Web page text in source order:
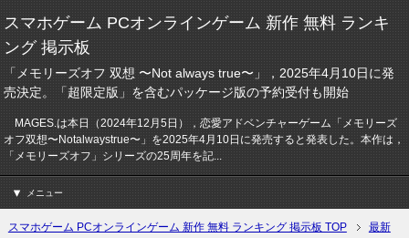
スマホゲーム PCオンラインゲーム 新作 無料 ランキ
ング 掲示板
「メモリーズオフ 双想 〜Not always true〜」，2025年4月10日に発
売決定。「超限定版」を含むパッケージ版の予約受付も開始
MAGES.は本日（2024年12月5日），恋愛アドベンチャーゲーム「メモリーズ
オフ双想〜Notalwaystrue〜」を2025年4月10日に発売すると発表した。本作は，
「メモリーズオフ」シリーズの25周年を記...
メニュー
スマホゲーム PCオンラインゲーム 新作 無料 ランキング 掲示板 TOP
最新